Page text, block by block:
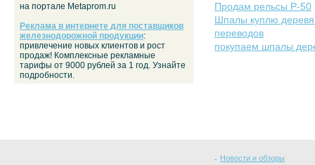
Продам рельсы Р-50
Шпалы куплю
переводов
покупаем шпалы
на портале Metaprom.ru
Реклама в интернете для поставщиков
железнодорожной продукции:
привлечение новых клиентов и рост
продаж! Комплексные рекламные
тарифы от 9000 рублей за 1 год. Узнайте
подробности.
Новости и обзоры